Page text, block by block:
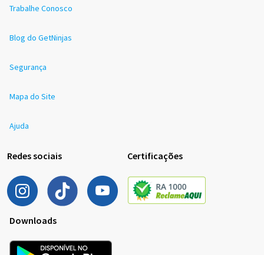
Trabalhe Conosco
Blog do GetNinjas
Segurança
Mapa do Site
Ajuda
Redes sociais Certificações
Downloads